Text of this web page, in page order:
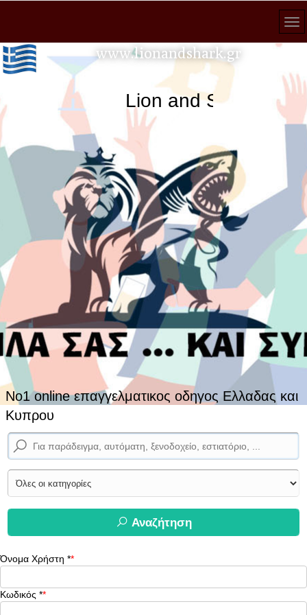
No1 online επαγγελματικος οδηγος Ελλαδας και
Κυπρου
www.lionandshark.gr
Lion and Shark κάθε
Αναζήτηση
Όνομα Χρήστη *
Κωδικός *